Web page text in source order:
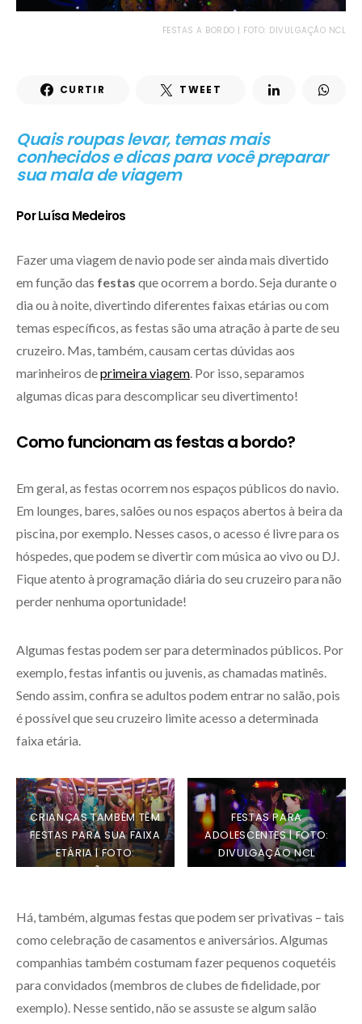
FESTAS A BORDO | FOTO: DIVULGAÇÃO NCL
CURTIR TWEET
Quais roupas levar, temas mais
conhecidos e dicas para você preparar
sua mala de viagem
Por Luísa Medeiros
Fazer uma viagem de navio pode ser ainda mais divertido
em função das festas que ocorrem a bordo. Seja durante o
dia ou à noite, divertindo diferentes faixas etárias ou com
temas específicos, as festas são uma atração à parte de seu
cruzeiro. Mas, também, causam certas dúvidas aos
marinheiros deprimeira viagem . Por isso, separamos
algumas dicas para descomplicar seu divertimento!
Como funcionam as festas a bordo?
Em geral, as festas ocorrem nos espaços públicos do navio.
Em lounges, bares, salões ou nos espaços abertos à beira da
piscina, por exemplo. Nesses casos, o acesso é livre para os
hóspedes, que podem se divertir com música ao vivo ou DJ.
Fique atento à programação diária do seu cruzeiro para não
perder nenhuma oportunidade!
Algumas festas podem ser para determinados públicos. Por
exemplo, festas infantis ou juvenis, as chamadas matinês.
Sendo assim, confira se adultos podem entrar no salão, pois
é possível que seu cruzeiro limite acesso a determinada
faixa etária.
CRIANÇAS TAMBÉM TÊM
FESTAS PARA SUA FAIXA
ETÁRIA | FOTO:
DIVULGAÇÃO COSTA
FESTAS PARA
ADOLESCENTES | FOTO:
DIVULGAÇÃO NCL
Há, também, algumas festas que podem ser privativas – tais
como celebração de casamentos e aniversários. Algumas
companhias também costumam fazer pequenos coquetéis
para convidados (membros de clubes de fidelidade, por
exemplo). Nesse sentido, não se assuste se algum salão